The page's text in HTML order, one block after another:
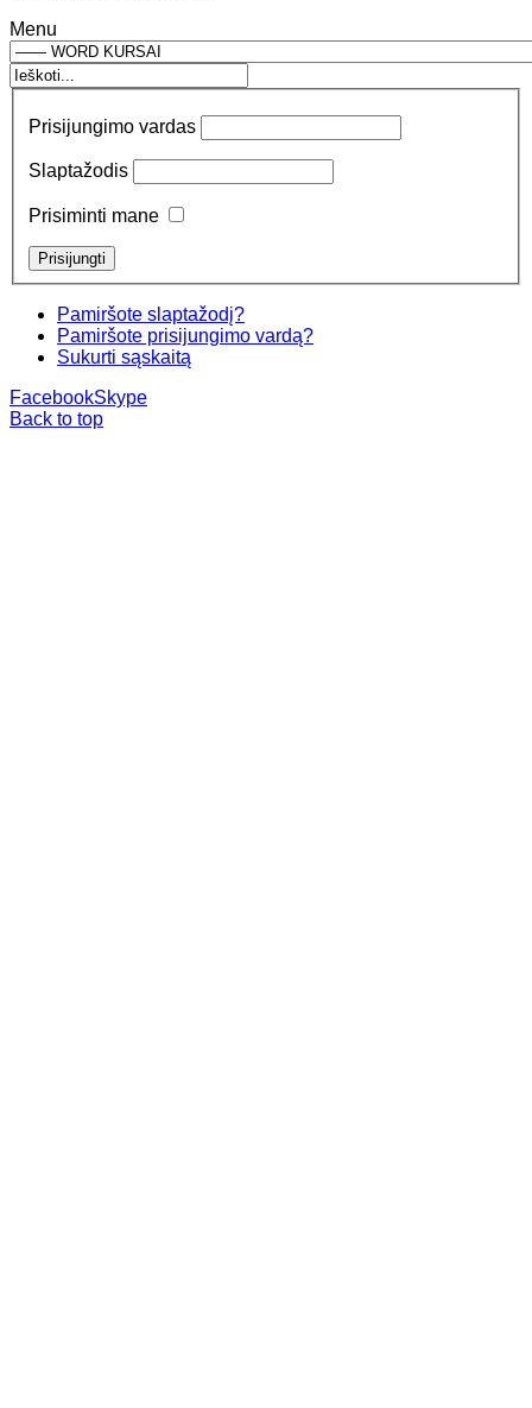
Menu
Prisijungimo vardas
Slaptažodis
Prisiminti mane
Pamiršote slaptažodį?
Pamiršote prisijungimo vardą?
Sukurti sąskaitą
FacebookSkype
Back to top